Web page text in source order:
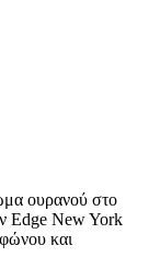
ουρανού στο
Edge New York
και